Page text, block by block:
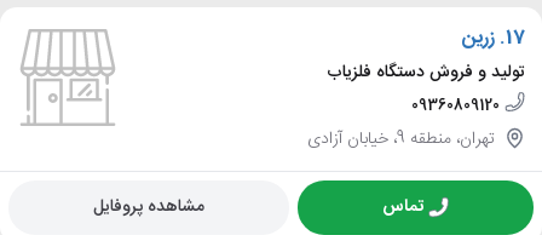
17. زرین
تولید و فروش دستگاه فلزیاب
09360809120
تهران، منطقه 9، خیابان آزادی
تماس مشاهده پروفایل